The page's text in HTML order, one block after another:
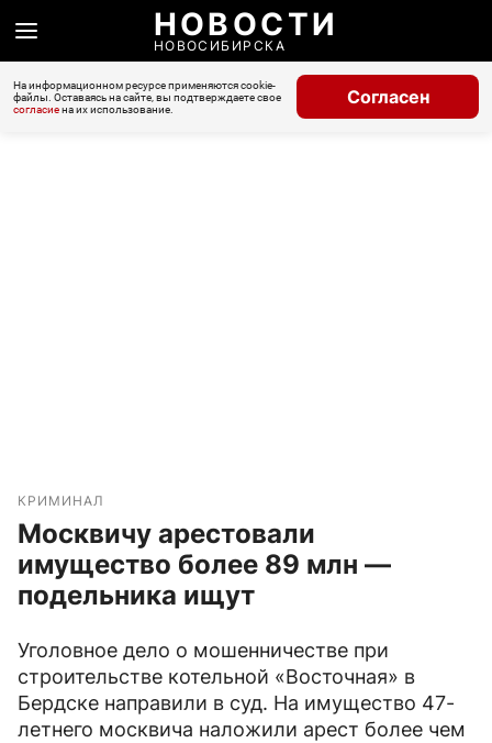
НОВОСТИ
НОВОСИБИРСКА
На информационном ресурсе применяются cookie-
файлы. Оставаясь на сайте, вы подтверждаете свое
согласиена их использование.
Согласен
КРИМИНАЛ
Москвичу арестовали
имущество более 89 млн —
подельника ищут
Уголовное дело о мошенничестве при
строительстве котельной «Восточная» в
Бердске направили в суд. На имущество 47-
летнего москвича наложили арест более чем